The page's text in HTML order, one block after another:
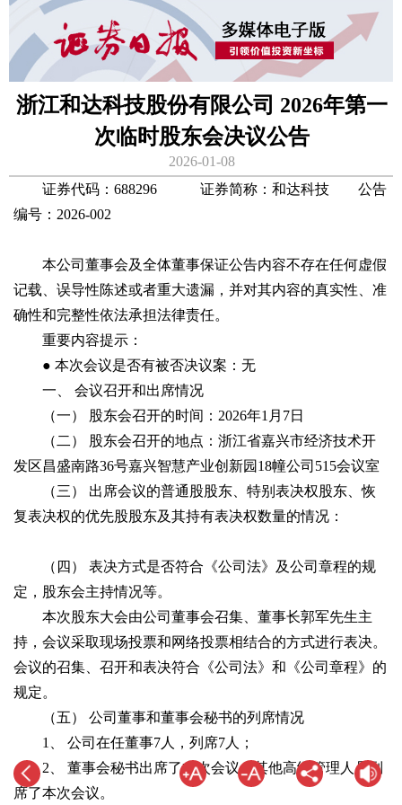
浙江和达科技股份有限公司 2026年第一
次临时股东会决议公告
2026-01-08
证券代码：688296 证券简称：和达科技 公告
编号：2026-002
本公司董事会及全体董事保证公告内容不存在任何虚假
记载、误导性陈述或者重大遗漏，并对其内容的真实性、准
确性和完整性依法承担法律责任。
重要内容提示：
● 本次会议是否有被否决议案：无
一、 会议召开和出席情况
（一） 股东会召开的时间：2026年1月7日
（二） 股东会召开的地点：浙江省嘉兴市经济技术开
发区昌盛南路36号嘉兴智慧产业创新园18幢公司515会议室
（三） 出席会议的普通股股东、特别表决权股东、恢
复表决权的优先股股东及其持有表决权数量的情况：
（四） 表决方式是否符合《公司法》及公司章程的规
定，股东会主持情况等。
本次股东大会由公司董事会召集、董事长郭军先生主
持，会议采取现场投票和网络投票相结合的方式进行表决。
会议的召集、召开和表决符合《公司法》和《公司章程》的
规定。
（五） 公司董事和董事会秘书的列席情况
1、 公司在任董事7人，列席7人；
2、 董事会秘书出席了本次会议；其他高级管理人员列
席了本次会议。